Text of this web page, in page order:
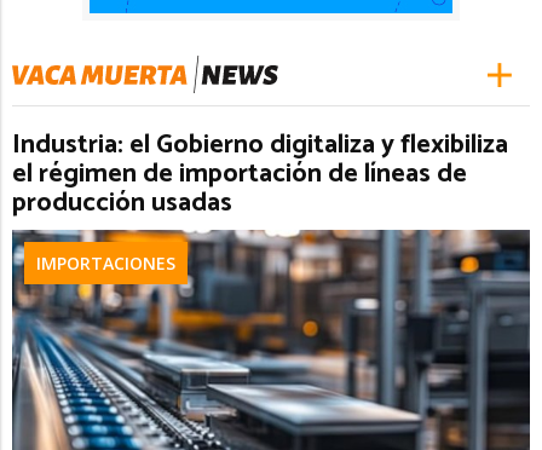
Industria: el Gobierno digitaliza y flexibiliza
el régimen de importación de líneas de
producción usadas
IMPORTACIONES